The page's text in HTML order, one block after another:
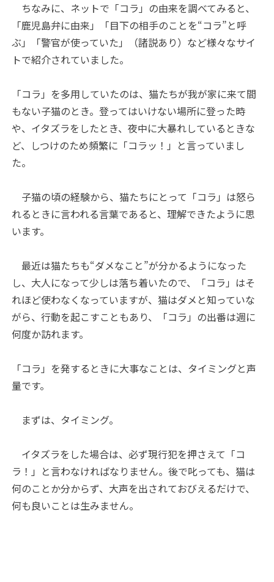
ちなみに、ネットで「コラ」の由来を調べてみると、
「鹿児島弁に由来」「目下の相手のことを“コラ”と呼
ぶ」「警官が使っていた」（諸説あり）など様々なサイ
トで紹介されていました。
「コラ」を多用していたのは、猫たちが我が家に来て間
もない子猫のとき。登ってはいけない場所に登った時
や、イタズラをしたとき、夜中に大暴れしているときな
ど、しつけのため頻繁に「コラッ！」と言っていまし
た。
子猫の頃の経験から、猫たちにとって「コラ」は怒ら
れるときに言われる言葉であると、理解できたように思
います。
最近は猫たちも“ダメなこと”が分かるようになった
し、大人になって少しは落ち着いたので、「コラ」はそ
れほど使わなくなっていますが、猫はダメと知っていな
がら、行動を起こすこともあり、「コラ」の出番は週に
何度か訪れます。
「コラ」を発するときに大事なことは、タイミングと声
量です。
まずは、タイミング。
イタズラをした場合は、必ず現行犯を押さえて「コ
ラ！」と言わなければなりません。後で叱っても、猫は
何のことか分からず、大声を出されておびえるだけで、
何も良いことは生みません。